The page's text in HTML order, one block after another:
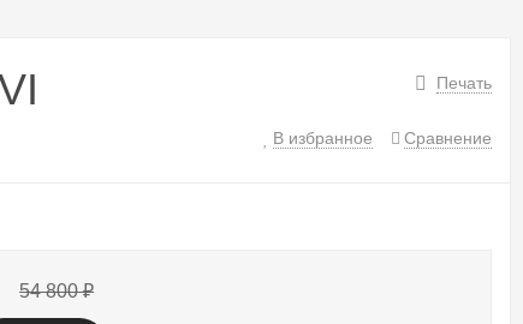
Печать
В избранное Сравнение
54 800₽